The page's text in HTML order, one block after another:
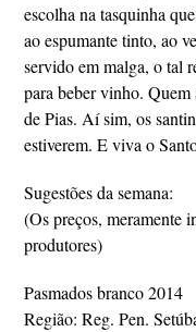
escolha na tasquinha
ao espumante tinto, ao
servido em malga, o tal
para beber vinho.
de Pias. Aí sim, os
estiverem. E viva o
Sugestões da semana:
(Os preços, meramente
produtores)
Pasmados branco 2014
Região: Reg. Pen.